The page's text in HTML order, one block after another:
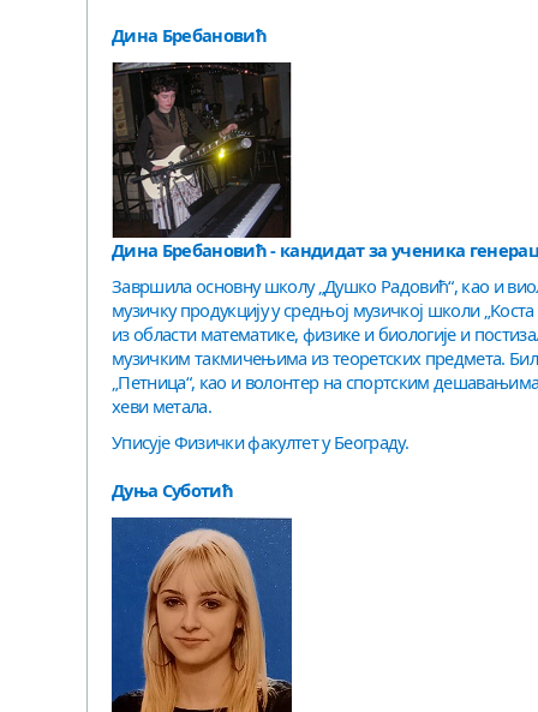
Дина Бребановић
Дина Бребановић - кандидат за ученика
Завршила основну школу „Душко Радовић“, као и
музичку продукцију у средњој музичкој школи
из области математике, физике и биологије и
музичким такмичењима из теоретских предмета.
„Петница“, као и волонтер на спортским
хеви метала.
Уписује Физички факултет у Београду.
Дуња Суботић